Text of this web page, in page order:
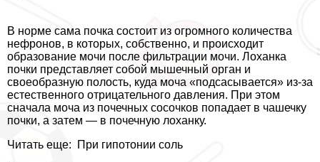
В норме сама почка состоит из огромного количества
нефронов, в которых, собственно, и происходит
образование мочи после фильтрации мочи. Лоханка
почки представляет собой мышечный орган и
своеобразную полость, куда моча «подсасывается» из-за
естественного отрицательного давления. При этом
сначала моча из почечных сосочков попадает в чашечку
почки, а затем — в почечную лоханку.
Читать еще:
При гипотонии соль